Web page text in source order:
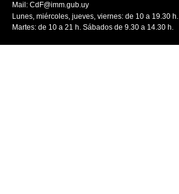
Mail: CdF@imm.gub.uy
Lunes, miércoles, jueves, viernes: de 10 a 19.30 h.
Martes: de 10 a 21 h. Sábados de 9.30 a 14.30 h.